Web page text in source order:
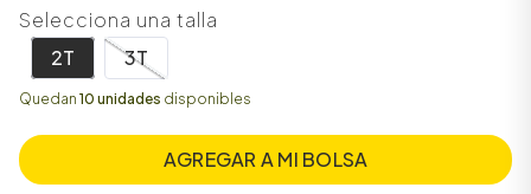
Selecciona una talla
2T
3T
Quedan 10 unidades disponibles
AGREGAR A MI BOLSA